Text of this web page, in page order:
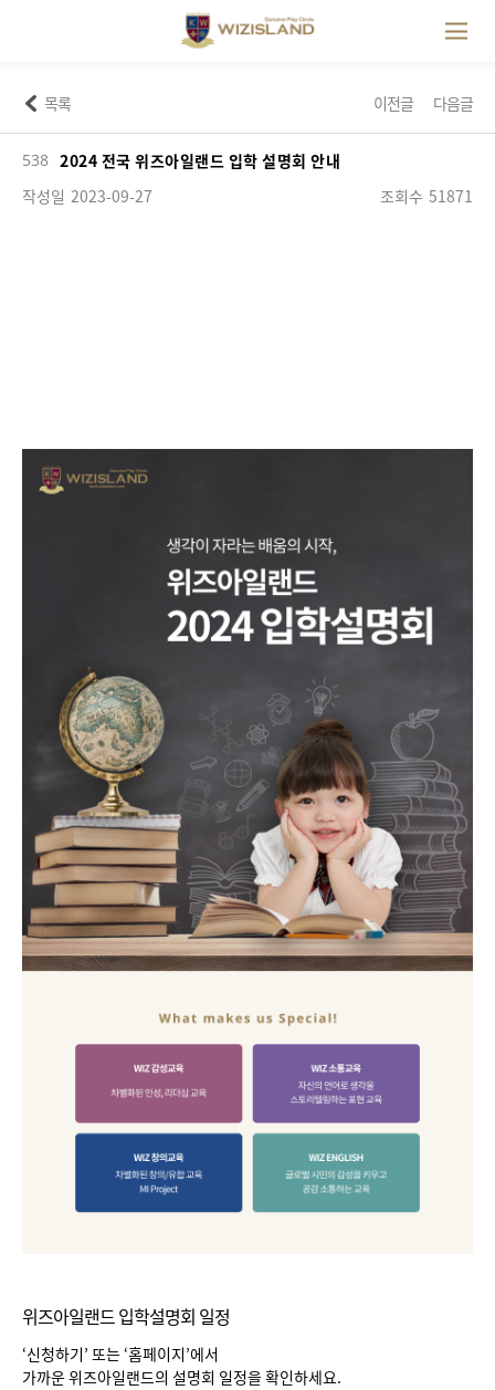
목록 이전글 다음글
538 2024 전국 위즈아일랜드 입학 설명회 안내
작성일 2023-09-27 조회수 51871
위즈아일랜드 입학설명회 일정
‘신청하기’ 또는 ‘홈페이지’에서
가까운 위즈아일랜드의 설명회 일정을 확인하세요.